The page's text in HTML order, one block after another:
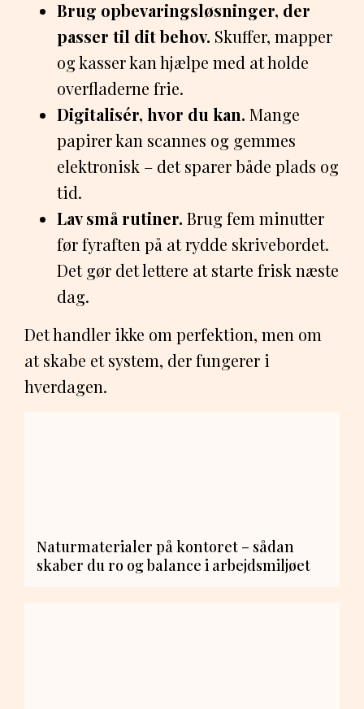
Brug opbevaringsløsninger, der
passer til dit behov. Skuffer, mapper
og kasser kan hjælpe med at holde
overfladerne frie.
Digitalisér, hvor du kan. Mange
papirer kan scannes og gemmes
elektronisk – det sparer både plads og
tid.
Lav små rutiner. Brug fem minutter
før fyraften på at rydde skrivebordet.
Det gør det lettere at starte frisk næste
dag.
Det handler ikke om perfektion, men om
at skabe et system, der fungerer i
hverdagen.
Naturmaterialer på kontoret – sådan
skaber du ro og balance i arbejdsmiljøet